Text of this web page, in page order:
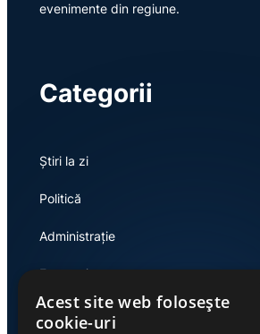
evenimente din regiune.
Categorii
Știri la zi
Politică
Administrație
Economie
Acest site web folosește
cookie-uri